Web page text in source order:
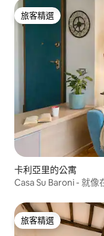
旅客精選
旅客精選
卡利亞里的公寓
Casa Su Baroni - 就像
旅客精選
旅客精選